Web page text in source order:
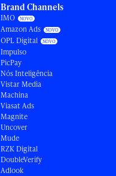
Brand Channels
IMO
Amazon Ads
OPL Digital
Impulso
PicPay
Nós Inteligência
Vistar Media
Machina
Viasat Ads
Magnite
Uncover
Mude
RZK Digital
DoubleVerify
Adlook